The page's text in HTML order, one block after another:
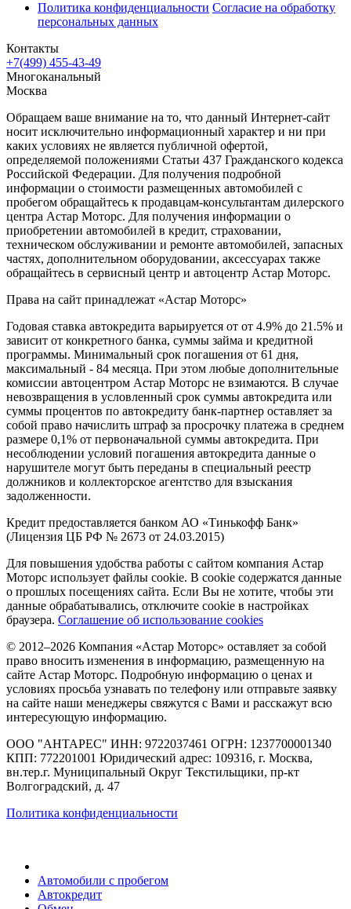
Политика конфиденциальности Согласие на обработку
персональных данных
Контакты
+7(499) 455-43-49
Многоканальный
Москва
Обращаем ваше внимание на то, что данный Интернет-сайт
носит исключительно информационный характер и ни при
каких условиях не является публичной офертой,
определяемой положениями Статьи 437 Гражданского кодекса
Российской Федерации. Для получения подробной
информации о стоимости размещенных автомобилей с
пробегом обращайтесь к продавцам-консультантам дилерского
центра Астар Моторс. Для получения информации о
приобретении автомобилей в кредит, страховании,
техническом обслуживании и ремонте автомобилей, запасных
частях, дополнительном оборудовании, аксессуарах также
обращайтесь в сервисный центр и автоцентр Астар Моторс.
Права на сайт принадлежат «Астар Моторс»
Годовая ставка автокредита варьируется от от 4.9% до 21.5% и
зависит от конкретного банка, суммы займа и кредитной
программы. Минимальный срок погашения от 61 дня,
максимальный - 84 месяца. При этом любые дополнительные
комиссии автоцентром Астар Моторс не взимаются. В случае
невозвращения в условленный срок суммы автокредита или
суммы процентов по автокредиту банк-партнер оставляет за
собой право начислить штраф за просрочку платежа в среднем
размере 0,1% от первоначальной суммы автокредита. При
несоблюдении условий погашения автокредита данные о
нарушителе могут быть переданы в специальный реестр
должников и коллекторское агентство для взыскания
задолженности.
Кредит предоставляется банком АО «Тинькофф Банк»
(Лицензия ЦБ РФ № 2673 от 24.03.2015)
Для повышения удобства работы с сайтом компания Астар
Моторс использует файлы cookie. В cookie содержатся данные
о прошлых посещениях сайта. Если Вы не хотите, чтобы эти
данные обрабатывались, отключите cookie в настройках
браузера. Соглашение об использование cookies
© 2012–2026 Компания «Астар Моторс» оставляет за собой
право вносить изменения в информацию, размещенную на
сайте Астар Моторс. Подробную информацию о ценах и
условиях просьба узнавать по телефону или отправьте заявку
на сайте наши менеджеры свяжутся с Вами и расскажут всю
интересующую информацию.
ООО "АНТАРЕС" ИНН: 9722037461 ОГРН: 1237700001340
КПП: 772201001 Юридический адрес: 109316, г. Москва,
вн.тер.г. Муниципальный Округ Текстильщики, пр-кт
Волгоградский, д. 47
Политика конфиденциальности
Автомобили с пробегом
Автокредит